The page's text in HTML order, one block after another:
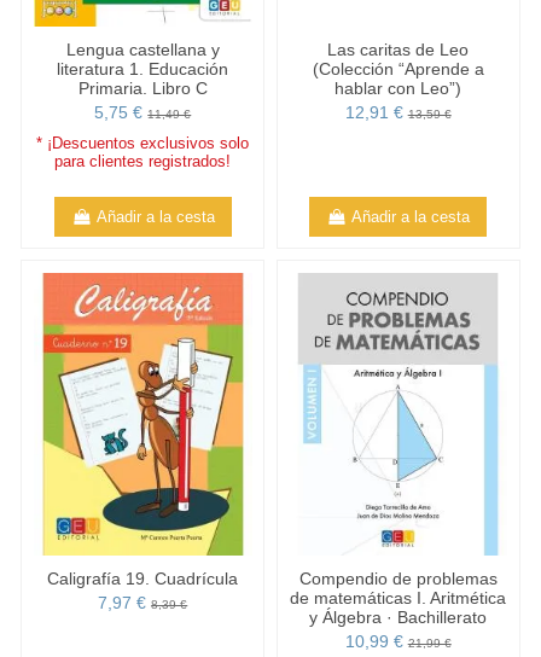
Lengua castellana y
literatura 1. Educación
Primaria. Libro C
5,75 €11,49 €
* ¡Descuentos exclusivos solo
para clientes registrados!
Añadir a la cesta
Las caritas de Leo
(Colección “Aprende a
hablar con Leo”)
12,91 €13,59 €
Añadir a la cesta
Caligrafía 19. Cuadrícula
7,97 €8,39 €
Compendio de problemas
de matemáticas I. Aritmética
y Álgebra · Bachillerato
10,99 €21,99 €